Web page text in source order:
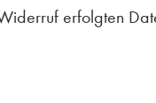
erfolgten